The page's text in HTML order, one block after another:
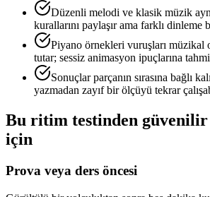
Düzenli melodi ve klasik müzik
kurallarını paylaşır ama farklı dinleme
Piyano örnekleri vuruşları
tutar; sessiz animasyon ipuçlarına
Sonuçlar parçanın sırasına bağlı
yazmadan zayıf bir ölçüyü tekrar
Bu ritim testinden güvenilir
için
Prova veya ders öncesi